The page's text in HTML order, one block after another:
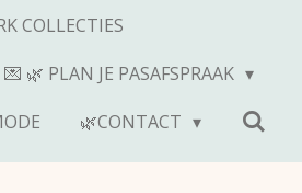
COLLECTIES
💌 🌿 PLAN JE PASAFSPRAAK
🌿CONTACT